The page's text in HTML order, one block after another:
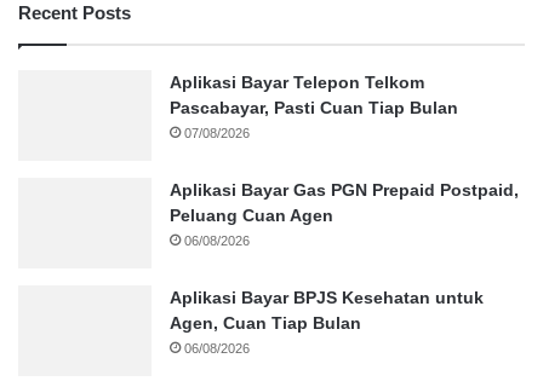
Recent Posts
Aplikasi Bayar Telepon Telkom
Pascabayar, Pasti Cuan Tiap Bulan
07/08/2026
Aplikasi Bayar Gas PGN Prepaid Postpaid,
Peluang Cuan Agen
06/08/2026
Aplikasi Bayar BPJS Kesehatan untuk
Agen, Cuan Tiap Bulan
06/08/2026